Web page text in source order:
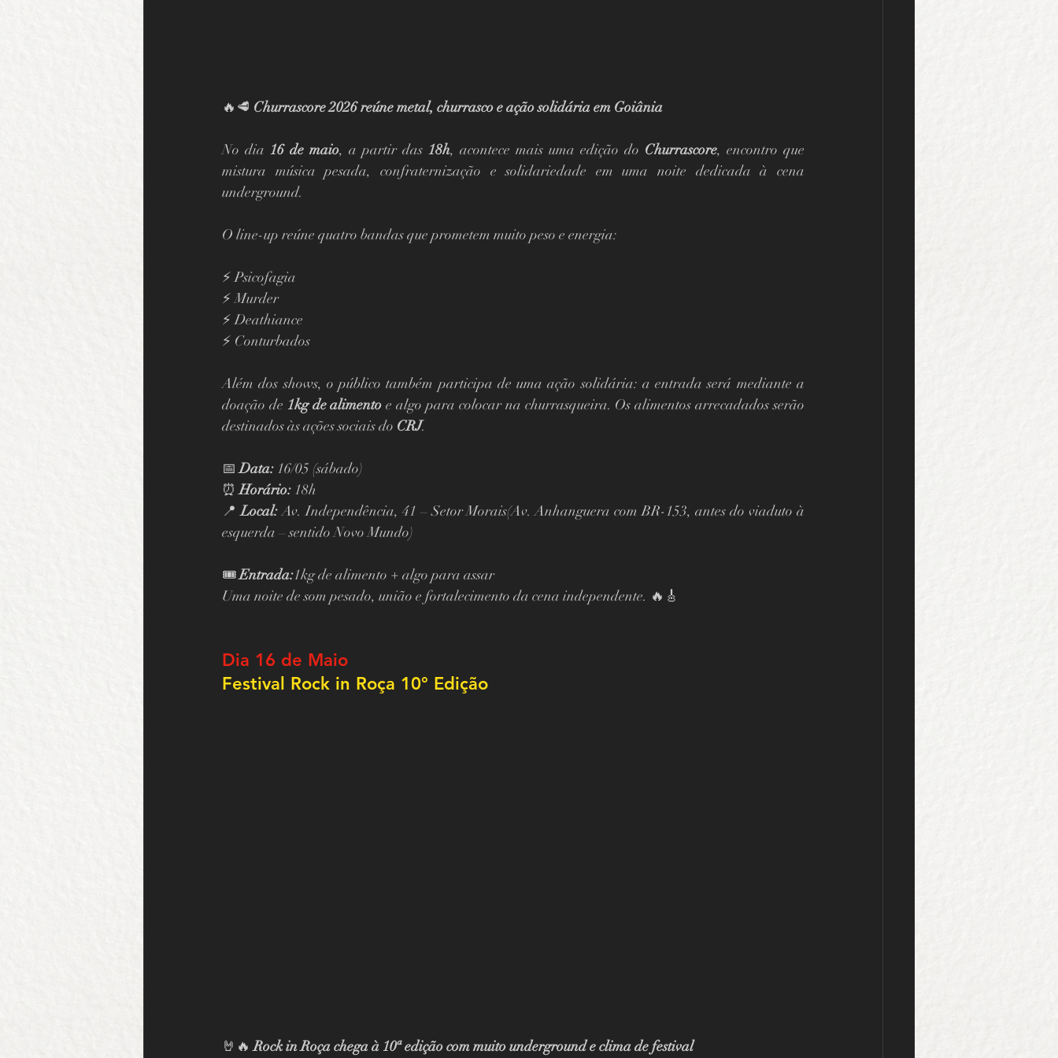
🔥🥩 Churrascore 2026 reúne metal, churrasco e ação solidária em Goiânia
No dia 16 de maio, a partir das 18h, acontece mais uma edição do Churrascore, encontro que
mistura música pesada, confraternização e solidariedade em uma noite dedicada à cena
underground.
O line-up reúne quatro bandas que prometem muito peso e energia:
⚡ Psicofagia
⚡ Murder
⚡ Deathiance
⚡ Conturbados
Além dos shows, o público também participa de uma ação solidária: a entrada será mediante a
doação de 1kg de alimento e algo para colocar na churrasqueira. Os alimentos arrecadados serão
destinados às ações sociais do CRJ.
📅 Data: 16/05 (sábado)
⏰ Horário: 18h
📍 Local: Av. Independência, 41 – Setor Morais(Av. Anhanguera com BR-153, antes do viaduto à
esquerda – sentido Novo Mundo)
🎟️ Entrada:1kg de alimento + algo para assar
Uma noite de som pesado, união e fortalecimento da cena independente. 🔥🎸
Dia 16 de Maio
Festival Rock in Roça 10° Edição
🤘🔥 Rock in Roça chega à 10ª edição com muito underground e clima de festival